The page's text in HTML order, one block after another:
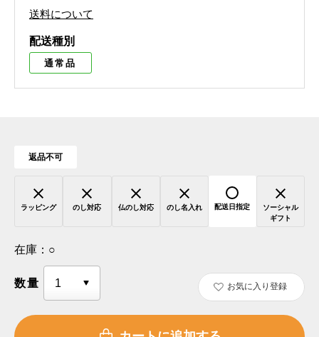
送料について
配送種別
通常品
返品不可
ラッピング のし対応 仏のし対応 のし名入れ 配送日指定
ソーシャル
ギフト
在庫： ○
数量 お気に入り登録